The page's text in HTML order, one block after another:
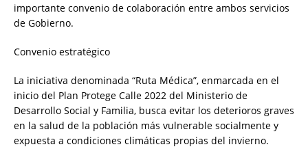
importante convenio de colaboración entre ambos servicios
de Gobierno.
Convenio estratégico
La iniciativa denominada “Ruta Médica”, enmarcada en el
inicio del Plan Protege Calle 2022 del Ministerio de
Desarrollo Social y Familia, busca evitar los deterioros graves
en la salud de la población más vulnerable socialmente y
expuesta a condiciones climáticas propias del invierno.